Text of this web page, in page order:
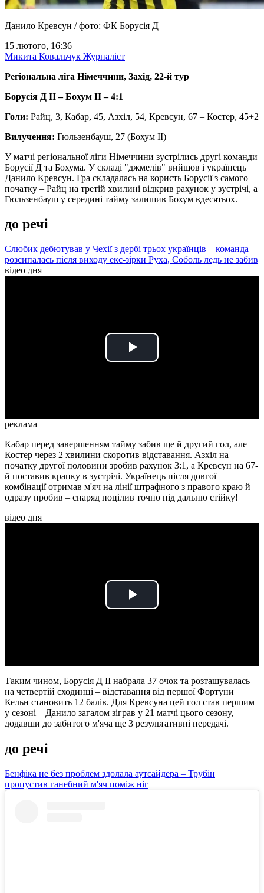
Данило Кревсун / фото: ФК Борусія Д
15 лютого, 16:36
Микита Ковальчук Журналіст
Регіональна ліга Німеччини, Захід, 22-й тур
Борусія Д ІІ – Бохум ІІ – 4:1
Голи: Райц, 3, Кабар, 45, Азхіл, 54, Кревсун, 67 – Костер, 45+2
Вилучення: Гюльзенбауш, 27 (Бохум ІІ)
У матчі регіональної ліги Німеччини зустрілись другі команди
Борусії Д та Бохума. У складі "джмелів" вийшов і українець
Данило Кревсун. Гра складалась на користь Борусії з самого
початку – Райц на третій хвилині відкрив рахунок у зустрічі, а
Гюльзенбауш у середині тайму залишив Бохум вдесятьох.
до речі
Слюбик дебютував у Чехії з дербі трьох українців – команда
розсипалась після виходу екс-зірки Руха, Соболь ледь не забив
відео дня
Play
реклама
Кабар перед завершенням тайму забив ще й другий гол, але
Костер через 2 хвилини скоротив відставання. Азхіл на
початку другої половини зробив рахунок 3:1, а Кревсун на 67-
й поставив крапку в зустрічі. Українець після довгої
комбінації отримав м'яч на лінії штрафного з правого краю й
одразу пробив – снаряд поцілив точно під дальню стійку!
відео дня
Play
Таким чином, Борусія Д ІІ набрала 37 очок та розташувалась
на четвертій сходинці – відставання від першої Фортуни
Кельн становить 12 балів. Для Кревсуна цей гол став першим
у сезоні – Данило загалом зіграв у 21 матчі цього сезону,
додавши до забитого м'яча ще 3 результативні передачі.
до речі
Бенфіка не без проблем здолала аутсайдера – Трубін
пропустив ганебний м'яч поміж ніг